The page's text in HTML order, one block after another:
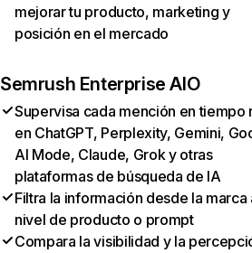
mejorar tu producto, marketing y
posición en el mercado
Semrush Enterprise AIO
Supervisa cada mención en tiempo
en ChatGPT, Perplexity, Gemini,
AI Mode, Claude, Grok y otras
plataformas de búsqueda de IA
Filtra la información desde la marca
nivel de producto o prompt
Compara la visibilidad y la